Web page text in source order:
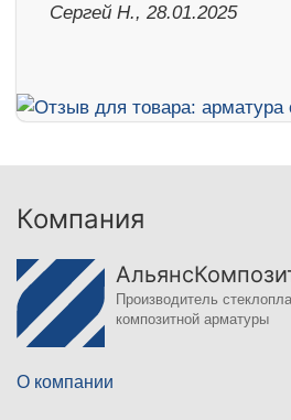
Сергей Н., 28.01.2025
Компания
Производитель
композитной арматуры
О компании